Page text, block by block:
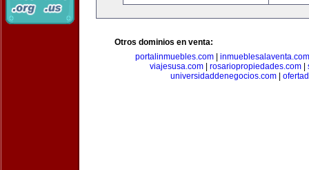
Otros dominios en venta:
portalinmuebles.com
inmueblesalaventa.com
viajesusa.com| rosariopropiedades.com|
universidaddenegocios.com